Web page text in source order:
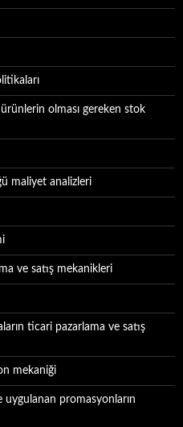
ürünlerin olması gereken stok
maliyet analizleri
ve satış mekanikleri
ticari pazarlama ve satış
mekaniği
promasyonların